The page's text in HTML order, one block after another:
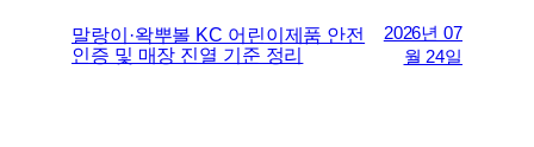
말랑이·왁뿌볼 KC 어린이제품 안전
인증 및 매장 진열 기준 정리
2026년 07
월 24일